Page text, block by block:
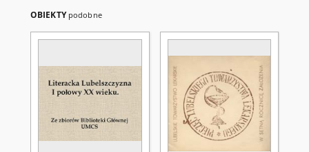
OBIEKTY podobne